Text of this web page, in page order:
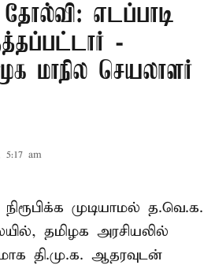
எடப்பாடி
-
மாநில செயலாளர்
5:17 am
முடியாமல் த.வெ.க.
தமிழக அரசியலில்
தி.மு.க. ஆதரவுடன்